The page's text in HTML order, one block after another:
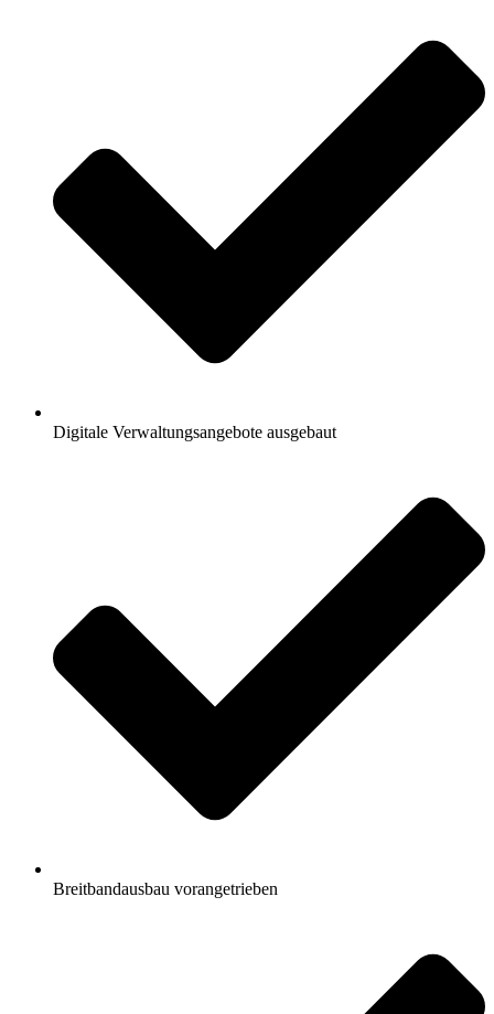
Digitale Verwaltungsangebote ausgebaut
Breitbandausbau vorangetrieben